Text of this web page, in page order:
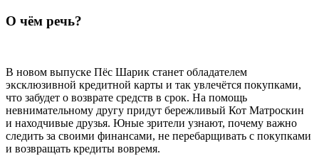
О чём речь?
В новом выпуске Пёс Шарик станет обладателем
эксклюзивной кредитной карты и так увлечётся покупками,
что забудет о возврате средств в срок. На помощь
невнимательному другу придут бережливый Кот Матроскин
и находчивые друзья. Юные зрители узнают, почему важно
следить за своими финансами, не перебарщивать с покупками
и возвращать кредиты вовремя.